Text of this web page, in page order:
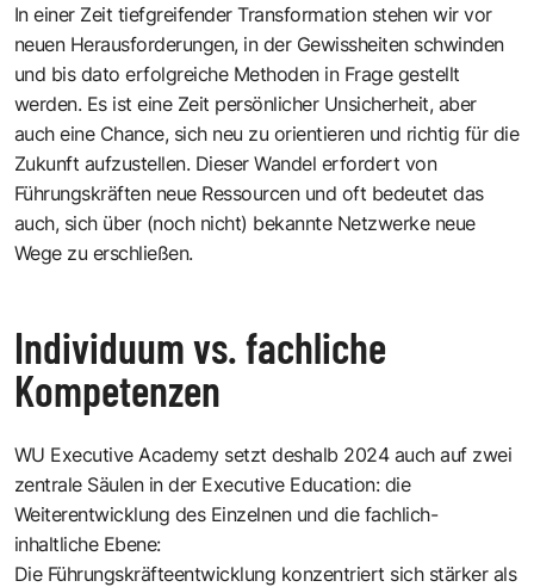
In einer Zeit tiefgreifender Transformation stehen wir vor
neuen Herausforderungen, in der Gewissheiten schwinden
und bis dato erfolgreiche Methoden in Frage gestellt
werden. Es ist eine Zeit persönlicher Unsicherheit, aber
auch eine Chance, sich neu zu orientieren und richtig für die
Zukunft aufzustellen. Dieser Wandel erfordert von
Führungskräften neue Ressourcen und oft bedeutet das
auch, sich über (noch nicht) bekannte Netzwerke neue
Wege zu erschließen.
Individuum vs. fachliche
Kompetenzen
WU Executive Academy setzt deshalb 2024 auch auf zwei
zentrale Säulen in der Executive Education: die
Weiterentwicklung des Einzelnen und die fachlich-
inhaltliche Ebene:
Die Führungskräfteentwicklung konzentriert sich stärker als